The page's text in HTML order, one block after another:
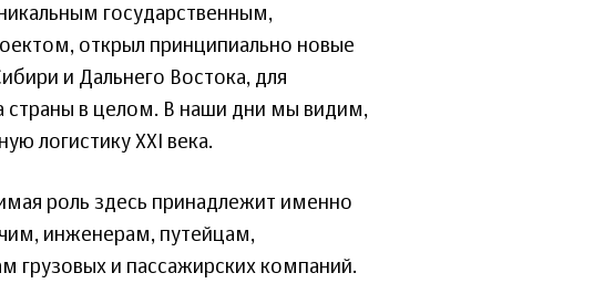
государственным,
открыл принципиально новые
и Дальнего Востока, для
страны в целом. В наши дни мы видим,
логистику XXI века.
роль здесь принадлежит именно
инженерам, путейцам,
грузовых и пассажирских компаний.